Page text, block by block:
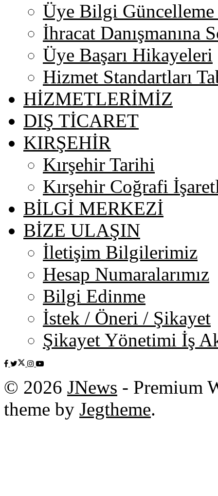
Üye Bilgi
İhracat Danışmanına
Üye Başarı Hikayeleri
Hizmet Standartları
HİZMETLERİMİZ
DIŞ TİCARET
KIRŞEHİR
Kırşehir Tarihi
Kırşehir Coğrafi
BİLGİ MERKEZİ
BİZE ULAŞIN
İletişim Bilgilerimiz
Hesap Numaralarımız
Bilgi Edinme
İstek / Öneri / Şikayet
Şikayet Yönetimi İş
© 2026 JNews - Premium
theme by Jegtheme.